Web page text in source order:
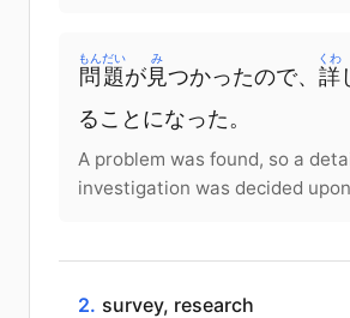
問題
もんだい
が見
み
つかったので、 詳
くわ
る ことになった 。
A problem was found, so a
investigation was decided
2. survey, research